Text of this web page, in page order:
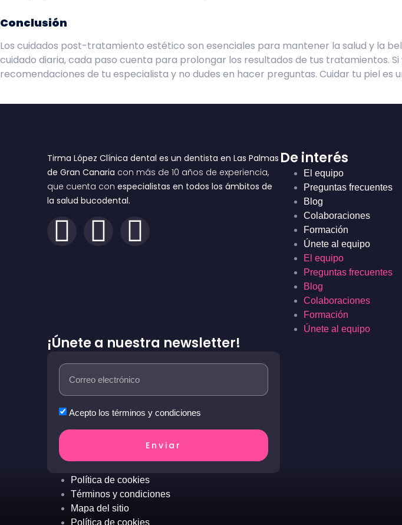
Conclusión
Los cuidados post-tratamiento estético son esenciales para mantener la salud y la
cuidado diaria, cada paso cuenta para prolongar los resultados de tus tratamientos.
recomendaciones de tu especialista y no dudes en hacer preguntas. Cuidar tu piel
Tirma López Clínica dental es un dentista en Las Palmas
de Gran Canaria con más de 10 años de experiencia,
que cuenta con especialistas en todos los ámbitos de
la salud bucodental.
De interés
El equipo
Preguntas frecuentes
Blog
Colaboraciones
Formación
Únete al equipo
El equipo
Preguntas frecuentes
Blog
Colaboraciones
Formación
Únete al equipo
¡Únete a nuestra newsletter!
Acepto los términos y condiciones
Enviar
Política de cookies
Términos y condiciones
Mapa del sitio
Política de cookies